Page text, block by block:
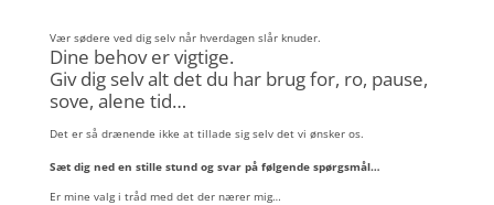
Vær sødere ved dig selv når hverdagen slår knuder.
Dine behov er vigtige.
Giv dig selv alt det du har brug for, ro, pause,
sove, alene tid…
Det er så drænende ikke at tillade sig selv det vi ønsker os.
Sæt dig ned en stille stund og svar på følgende spørgsmål…
Er mine valg i tråd med det der nærer mig…